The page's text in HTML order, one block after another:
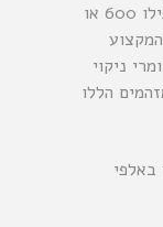
וכו’ המחיר עלול להתייקר ולהגיע אפילו 600 או
המקצוע
ניקוי
הללו
באלפי